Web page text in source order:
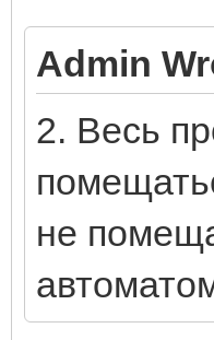
Admin
2. Весь
не